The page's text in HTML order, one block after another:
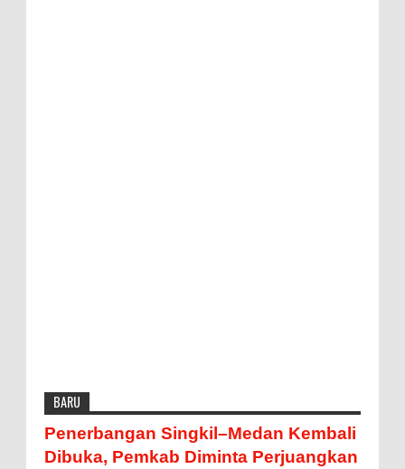
BARU
Penerbangan Singkil–Medan Kembali
Dibuka, Pemkab Diminta Perjuangkan